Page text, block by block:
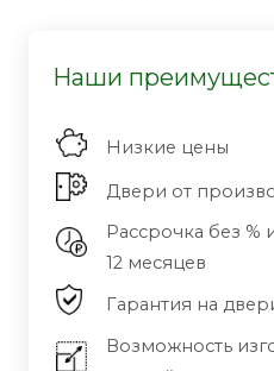
Наши
Низкие цены
Двери от
Рассрочка без %
12 месяцев
Гарантия на
Возможность